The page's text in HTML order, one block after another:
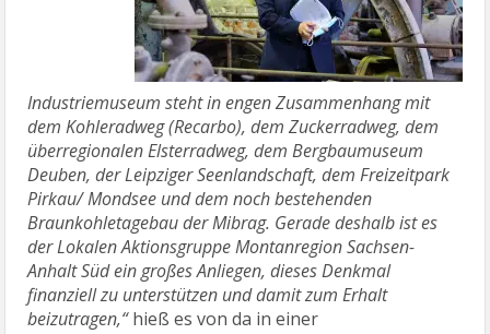
Industriemuseum steht in engen Zusammenhang mit
dem Kohleradweg (Recarbo), dem Zuckerradweg, dem
überregionalen Elsterradweg, dem Bergbaumuseum
Deuben, der Leipziger Seenlandschaft, dem Freizeitpark
Pirkau/ Mondsee und dem noch bestehenden
Braunkohletagebau der Mibrag. Gerade deshalb ist es
der Lokalen Aktionsgruppe Montanregion Sachsen-
Anhalt Süd ein großes Anliegen, dieses Denkmal
finanziell zu unterstützen und damit zum Erhalt
beizutragen,“hieß es von da in einer